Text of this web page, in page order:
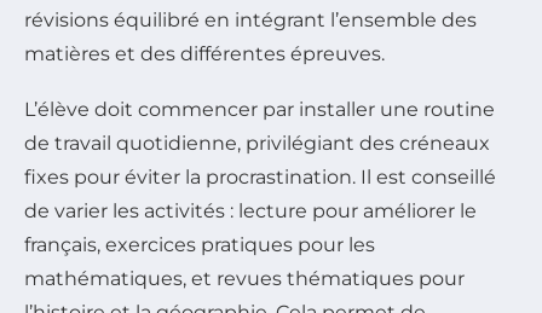
révisions équilibré en intégrant l’ensemble des
matières et des différentes épreuves.
L’élève doit commencer par installer une routine
de travail quotidienne, privilégiant des créneaux
fixes pour éviter la procrastination. Il est conseillé
de varier les activités : lecture pour améliorer le
français, exercices pratiques pour les
mathématiques, et revues thématiques pour